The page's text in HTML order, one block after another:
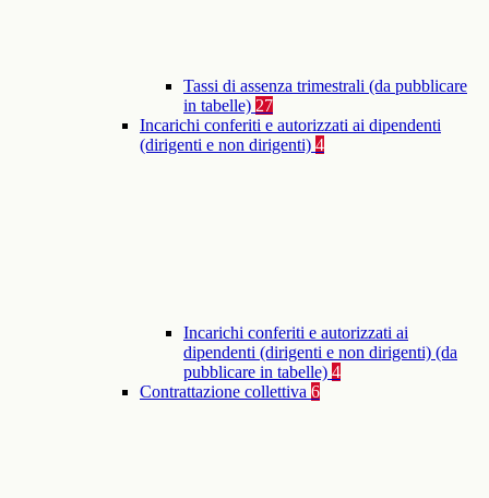
Tassi di assenza trimestrali (da pubblicare
in tabelle) 27
Incarichi conferiti e autorizzati ai dipendenti
(dirigenti e non dirigenti) 4
Incarichi conferiti e autorizzati ai
dipendenti (dirigenti e non dirigenti) (da
pubblicare in tabelle) 4
Contrattazione collettiva 6